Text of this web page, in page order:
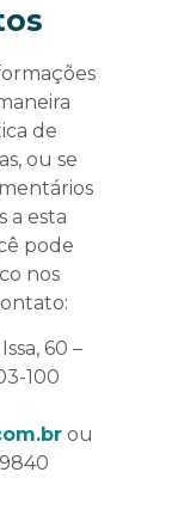
de
ou se
a esta
pode
nos
60 –
100
ou